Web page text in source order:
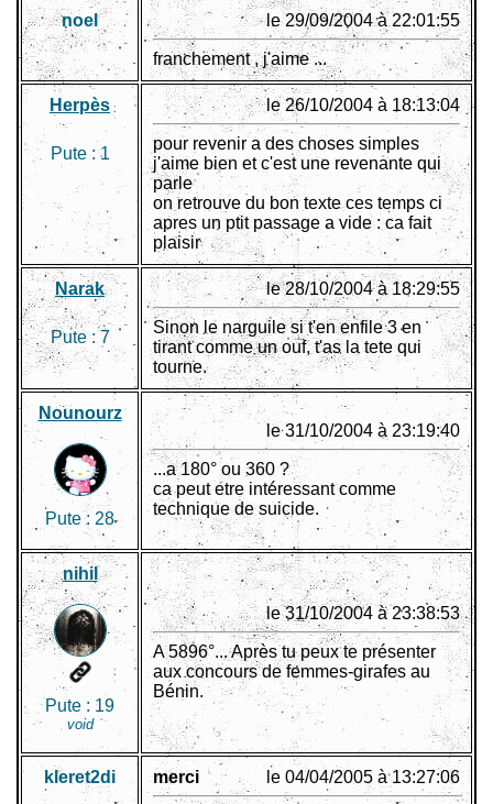
noel le 29/09/2004 à 22:01:55
franchement , j'aime ...
Herpès
Pute : 1
le 26/10/2004 à 18:13:04
pour revenir a des choses simples
j'aime bien et c'est une revenante qui
parle
on retrouve du bon texte ces temps ci
apres un ptit passage a vide : ca fait
plaisir
Narak
Pute :7
le 28/10/2004 à 18:29:55
Sinon le narguile si t'en enfile 3 en
tirant comme un ouf, t'as la tete qui
tourne.
Nounourz
Pute : 28
le 31/10/2004 à 23:19:40
...a 180° ou 360 ?
ca peut etre intéressant comme
technique de suicide.
nihil
Pute : 19
void
le 31/10/2004 à 23:38:53
A 5896°... Après tu peux te présenter
aux concours de femmes-girafes au
Bénin.
kleret2di merci le 04/04/2005 à 13:27:06